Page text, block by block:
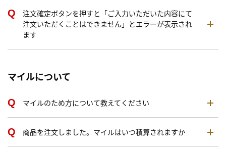
注文確定ボタンを押すと「ご入力いただいた内容にて
注文いただくことはできません」とエラーが表示され
ます
マイルについて
マイルのため方について教えてください
商品を注文しました。マイルはいつ積算されますか